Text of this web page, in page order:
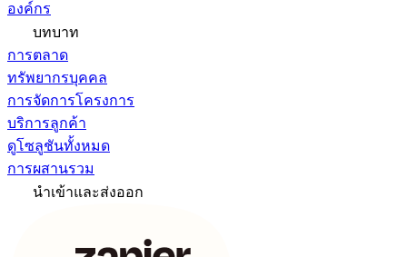
องค์กร
บทบาท
การตลาด
ทรัพยากรบุคคล
การจัดการโครงการ
บริการลูกค้า
ดูโซลูชันทั้งหมด
การผสานรวม
นำเข้าและส่งออก